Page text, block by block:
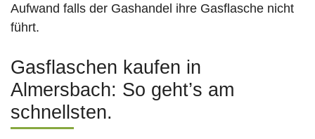
Aufwand falls der Gashandel ihre Gasflasche nicht
führt.
Gasflaschen kaufen in
Almersbach: So geht’s am
schnellsten.